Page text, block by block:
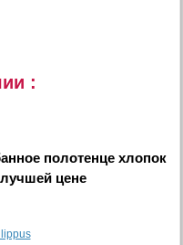
:
полотенце хлопок
цене